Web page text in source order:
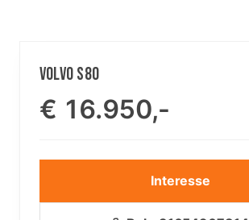
VOLVO S80
€ 16.950,-
Interesse